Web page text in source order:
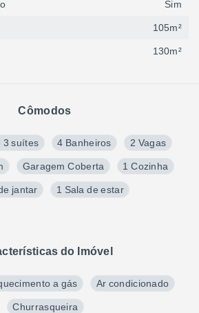
Cômodos
3 suítes 4 Banheiros 2 Vagas
Garagem Coberta 1 Cozinha
jantar 1 Sala de estar
do Imóvel
a gás Ar condicionado
Churrasqueira
Sim
105m²
130m²